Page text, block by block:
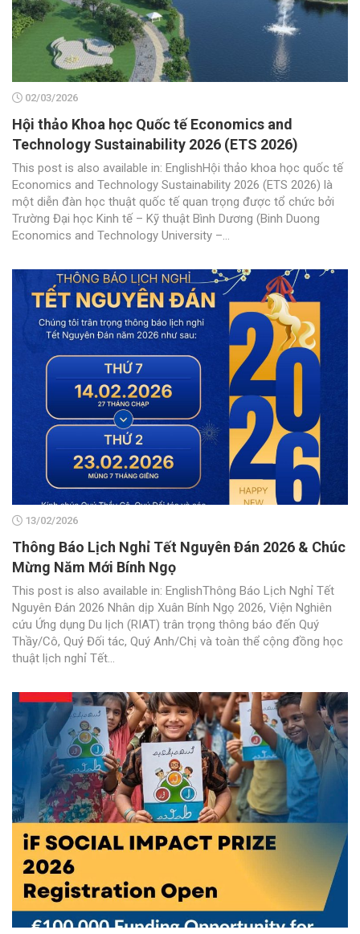
02/03/2026
Hội thảo Khoa học Quốc tế Economics and
Technology Sustainability 2026 (ETS 2026)
This post is also available in: EnglishHội thảo khoa học quốc tế
Economics and Technology Sustainability 2026 (ETS 2026) là
một diễn đàn học thuật quốc tế quan trọng được tổ chức bởi
Trường Đại học Kinh tế – Kỹ thuật Bình Dương (Binh Duong
Economics and Technology University –...
13/02/2026
Thông Báo Lịch Nghỉ Tết Nguyên Đán 2026 & Chúc
Mừng Năm Mới Bính Ngọ
This post is also available in: EnglishThông Báo Lịch Nghỉ Tết
Nguyên Đán 2026 Nhân dịp Xuân Bính Ngọ 2026, Viện Nghiên
cứu Ứng dụng Du lịch (RIAT) trân trọng thông báo đến Quý
Thầy/Cô, Quý Đối tác, Quý Anh/Chị và toàn thể cộng đồng học
thuật lịch nghỉ Tết...